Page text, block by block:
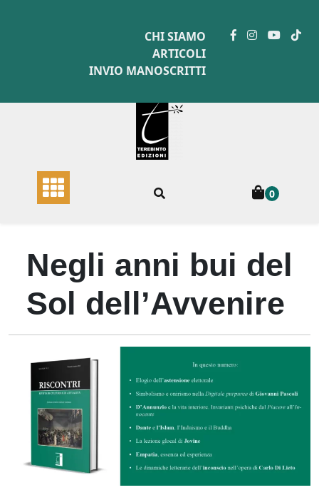
CHI SIAMO
ARTICOLI
INVIO MANOSCRITTI
0
Negli anni bui del
Sol dell’Avvenire